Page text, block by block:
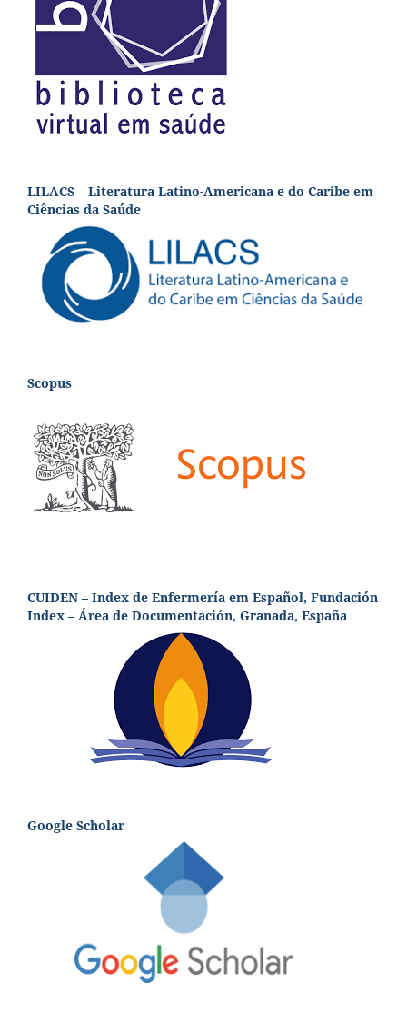
LILACS – Literatura Latino-Americana e do Caribe em
Ciências da Saúde
Scopus
CUIDEN – Index de Enfermería em Español, Fundación
Index – Área de Documentación, Granada, España
Google Scholar